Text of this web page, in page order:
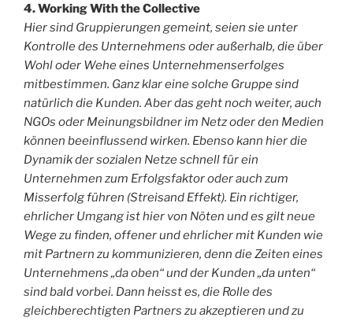
4. Working With the Collective
Hier sind Gruppierungen gemeint, seien sie unter
Kontrolle des Unternehmens oder außerhalb, die über
Wohl oder Wehe eines Unternehmenserfolges
mitbestimmen. Ganz klar eine solche Gruppe sind
natürlich die Kunden. Aber das geht noch weiter, auch
NGOs oder Meinungsbildner im Netz oder den Medien
können beeinflussend wirken. Ebenso kann hier die
Dynamik der sozialen Netze schnell für ein
Unternehmen zum Erfolgsfaktor oder auch zum
Misserfolg führen (Streisand Effekt). Ein richtiger,
ehrlicher Umgang ist hier von Nöten und es gilt neue
Wege zu finden, offener und ehrlicher mit Kunden wie
mit Partnern zu kommunizieren, denn die Zeiten eines
Unternehmens „da oben“ und der Kunden „da unten“
sind bald vorbei. Dann heisst es, die Rolle des
gleichberechtigten Partners zu akzeptieren und zu